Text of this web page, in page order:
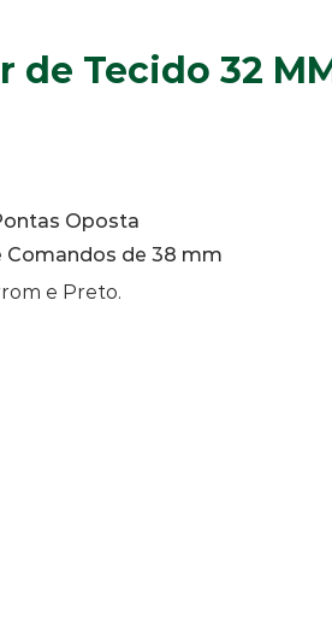
de Tecido 32
Oposta
Comandos de 38 mm
e Preto.